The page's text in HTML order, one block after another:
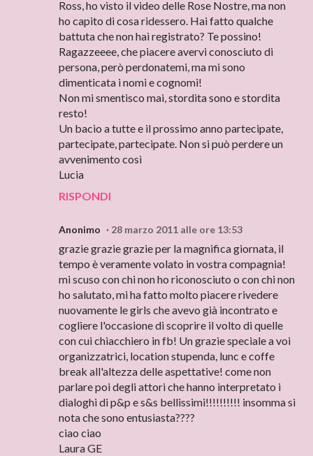
Ross, ho visto il video delle Rose Nostre, ma non
ho capito di cosa ridessero. Hai fatto qualche
battuta che non hai registrato? Te possino!
Ragazzeeee, che piacere avervi conosciuto di
persona, però perdonatemi, ma mi sono
dimenticata i nomi e cognomi!
Non mi smentisco mai, stordita sono e stordita
resto!
Un bacio a tutte e il prossimo anno partecipate,
partecipate, partecipate. Non si può perdere un
avvenimento così
Lucia
RISPONDI
Anonimo 28 marzo 2011 alle ore 13:53
grazie grazie grazie per la magnifica giornata, il
tempo è veramente volato in vostra compagnia!
mi scuso con chi non ho riconosciuto o con chi non
ho salutato, mi ha fatto molto piacere rivedere
nuovamente le girls che avevo già incontrato e
cogliere l'occasione di scoprire il volto di quelle
con cui chiacchiero in fb! Un grazie speciale a voi
organizzatrici, location stupenda, lunc e coffe
break all'altezza delle aspettative! come non
parlare poi degli attori che hanno interpretato i
dialoghi di p&p e s&s bellissimi!!!!!!!!!! insomma si
nota che sono entusiasta????
ciao ciao
Laura GE